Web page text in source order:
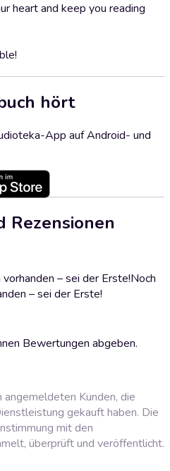
heart and keep you reading
hört
App auf Android- und
Rezensionen
– sei der Erste!Noch
– sei der Erste!
Bewertungen abgeben.
Kunden, die
gekauft haben. Die
mit den
überprüft und veröffentlicht.